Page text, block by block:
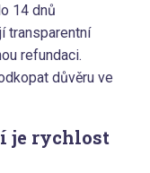
14 dnů
transparentní
refundaci.
důvěru ve
je rychlost